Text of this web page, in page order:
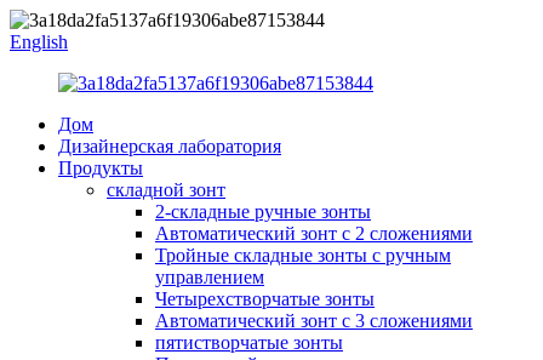
English
Дом
Дизайнерская лаборатория
Продукты
складной зонт
2-складные ручные зонты
Автоматический зонт с 2 сложениями
Тройные складные зонты с ручным
управлением
Четырехстворчатые зонты
Автоматический зонт с 3 сложениями
пятистворчатые зонты